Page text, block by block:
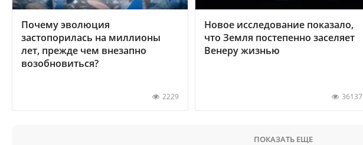
Почему эволюция
застопорилась на миллионы
лет, прежде чем внезапно
возобновиться?
2229
Новое исследование показало,
что Земля постепенно заселяет
Венеру жизнью
36137
ПОКАЗАТЬ ЕЩЕ